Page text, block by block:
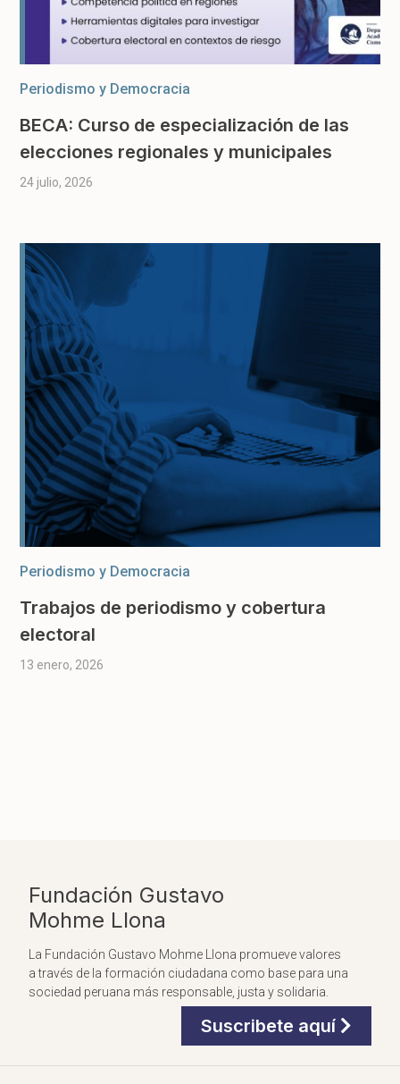
Periodismo y Democracia
BECA: Curso de especialización de las
elecciones regionales y municipales
24 julio, 2026
Periodismo y Democracia
Trabajos de periodismo y cobertura
electoral
13 enero, 2026
Fundación Gustavo
Mohme Llona
La Fundación Gustavo Mohme Llona promueve valores
a través de la formación ciudadana como base para una
sociedad peruana más responsable, justa y solidaria.
Suscribete aquí